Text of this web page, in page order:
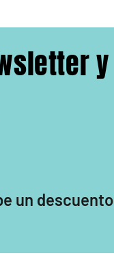
y
un descuento